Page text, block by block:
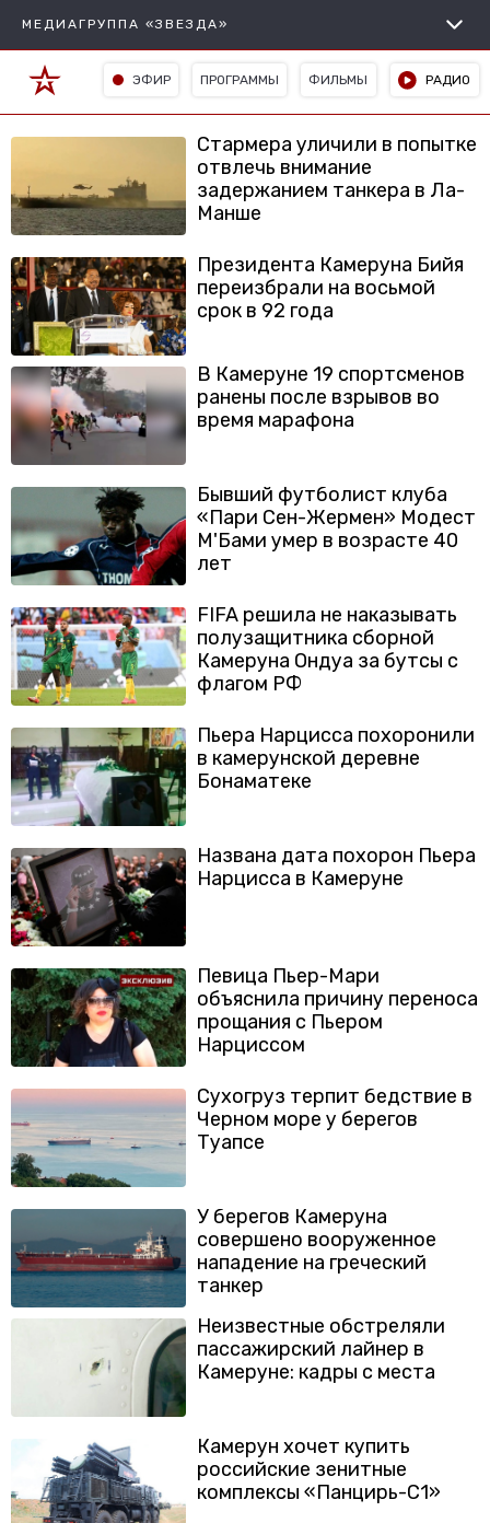
МЕДИАГРУППА «ЗВЕЗДА»
ЭФИР ПРОГРАММЫ ФИЛЬМЫ РАДИО
Стармера уличили в попытке
отвлечь внимание
задержанием танкера в Ла-
Манше
Президента Камеруна Бийя
переизбрали на восьмой
срок в 92 года
В Камеруне 19 спортсменов
ранены после взрывов во
время марафона
Бывший футболист клуба
«Пари Сен-Жермен» Модест
М'Бами умер в возрасте 40
лет
FIFA решила не наказывать
полузащитника сборной
Камеруна Ондуа за бутсы с
флагом РФ
Пьера Нарцисса похоронили
в камерунской деревне
Бонаматеке
Названа дата похорон Пьера
Нарцисса в Камеруне
Певица Пьер-Мари
объяснила причину переноса
прощания с Пьером
Нарциссом
Сухогруз терпит бедствие в
Черном море у берегов
Туапсе
У берегов Камеруна
совершено вооруженное
нападение на греческий
танкер
Неизвестные обстреляли
пассажирский лайнер в
Камеруне: кадры с места
Камерун хочет купить
российские зенитные
комплексы «Панцирь-С1»